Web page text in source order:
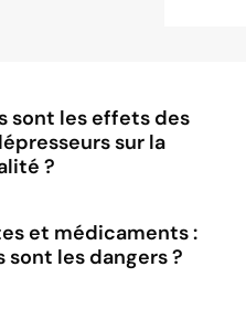
sont les effets des
sur la
?
et médicaments :
sont les dangers ?